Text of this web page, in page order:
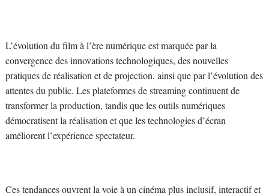
L’évolution du film à l’ère numérique est marquée par la
convergence des innovations technologiques, des nouvelles
pratiques de réalisation et de projection, ainsi que par l’évolution des
attentes du public. Les plateformes de streaming continuent de
transformer la production, tandis que les outils numériques
démocratisent la réalisation et que les technologies d’écran
améliorent l’expérience spectateur.
Ces tendances ouvrent la voie à un cinéma plus inclusif, interactif et